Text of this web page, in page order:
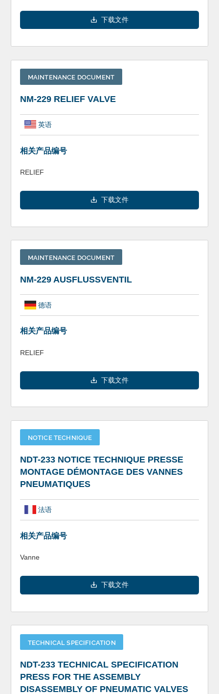
下载文件
MAINTENANCE DOCUMENT
NM-229 RELIEF VALVE
英语
相关产品编号
RELIEF
下载文件
MAINTENANCE DOCUMENT
NM-229 AUSFLUSSVENTIL
德语
相关产品编号
RELIEF
下载文件
NOTICE TECHNIQUE
NDT-233 NOTICE TECHNIQUE PRESSE
MONTAGE DÉMONTAGE DES VANNES
PNEUMATIQUES
法语
相关产品编号
Vanne
下载文件
TECHNICAL SPECIFICATION
NDT-233 TECHNICAL SPECIFICATION
PRESS FOR THE ASSEMBLY
DISASSEMBLY OF PNEUMATIC VALVES